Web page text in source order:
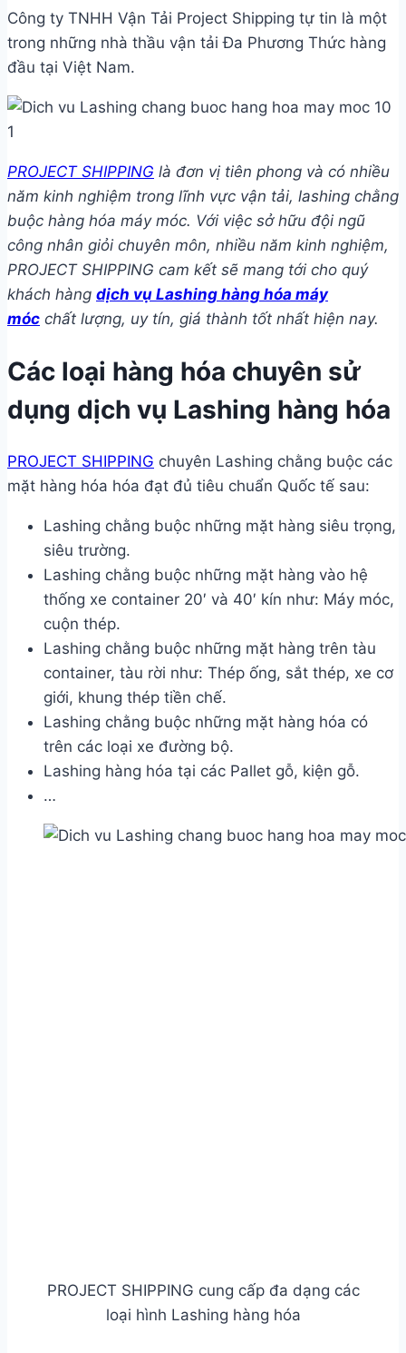
Công ty TNHH Vận Tải Project Shipping tự tin là một
trong những nhà thầu vận tải Đa Phương Thức hàng
đầu tại Việt Nam.
PROJECT SHIPPING là đơn vị tiên phong và có nhiều
năm kinh nghiệm trong lĩnh vực vận tải, lashing chằng
buộc hàng hóa máy móc. Với việc sở hữu đội ngũ
công nhân giỏi chuyên môn, nhiều năm kinh nghiệm,
PROJECT SHIPPING cam kết sẽ mang tới cho quý
khách hàng dịch vụ Lashing hàng hóa máy
móc chất lượng, uy tín, giá thành tốt nhất hiện nay.
Các loại hàng hóa chuyên sử
dụng dịch vụ Lashing hàng hóa
PROJECT SHIPPING chuyên Lashing chằng buộc các
mặt hàng hóa hóa đạt đủ tiêu chuẩn Quốc tế sau:
Lashing chằng buộc những mặt hàng siêu trọng,
siêu trường.
Lashing chằng buộc những mặt hàng vào hệ
thống xe container 20′ và 40′ kín như: Máy móc,
cuộn thép.
Lashing chằng buộc những mặt hàng trên tàu
container, tàu rời như: Thép ống, sắt thép, xe cơ
giới, khung thép tiền chế.
Lashing chằng buộc những mặt hàng hóa có
trên các loại xe đường bộ.
Lashing hàng hóa tại các Pallet gỗ, kiện gỗ.
…
PROJECT SHIPPING cung cấp đa dạng các
loại hình Lashing hàng hóa